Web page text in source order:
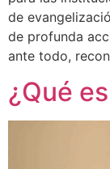
de
de profunda
ante todo,
¿Qué